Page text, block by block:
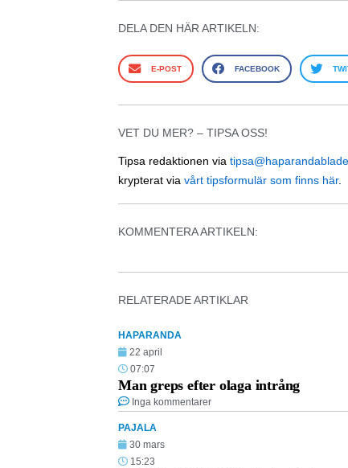
DELA DEN HÄR ARTIKELN:
E-POST FACEBOOK
VET DU MER? – TIPSA OSS!
Tipsa redaktionen via
krypterat via vårt tipsformulär som finns här.
KOMMENTERA ARTIKELN:
RELATERADE ARTIKLAR
HAPARANDA
22 april
07:07
Man greps efter olaga intrång
Inga kommentarer
PAJALA
30 mars
15:23